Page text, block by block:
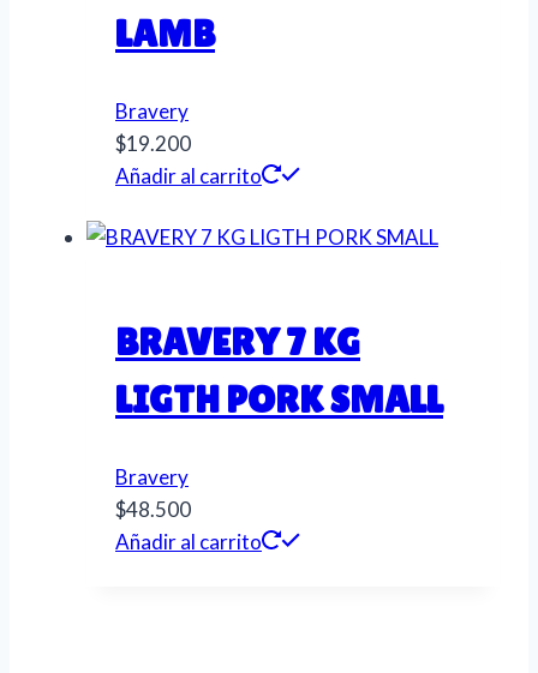
LAMB
Bravery
$19.200
Añadir al carrito
BRAVERY 7 KG
LIGTH PORK SMALL
Bravery
$48.500
Añadir al carrito